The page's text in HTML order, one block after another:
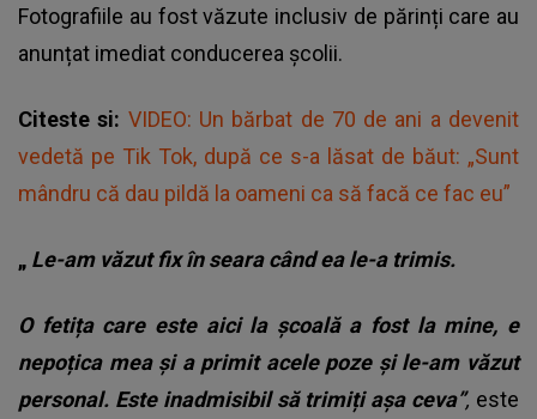
Fotografiile au fost văzute inclusiv de părinți care au
anunțat imediat conducerea școlii.
Citeste si: VIDEO: Un bărbat de 70 de ani a devenit
vedetă pe Tik Tok, după ce s-a lăsat de băut: „Sunt
mândru că dau pildă la oameni ca să facă ce fac eu”
„ Le-am văzut fix în seara când ea le-a trimis.
O fetița care este aici la școală a fost la mine, e
nepoțica mea și a primit acele poze și le-am văzut
personal. Este inadmisibil să trimiți așa ceva”, este